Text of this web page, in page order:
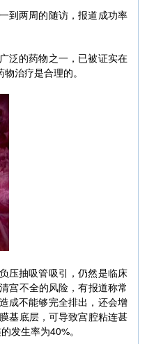
到两周的随访，报道成功率
泛的药物之一，已被证实在
治疗是合理的。
压抽吸管吸引，仍然是临床
宫不全的风险，有报道称常
成不能够完全排出，还会增
基底层，可导致宫腔粘连甚
发生率为40%。